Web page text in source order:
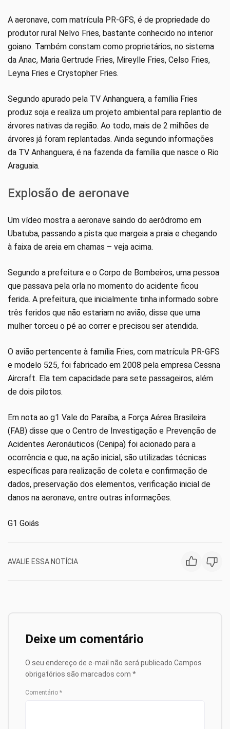
A aeronave, com matrícula PR-GFS, é de propriedade do
produtor rural Nelvo Fries, bastante conhecido no interior
goiano. Também constam como proprietários, no sistema
da Anac, Maria Gertrude Fries, Mireylle Fries, Celso Fries,
Leyna Fries e Crystopher Fries.
Segundo apurado pela TV Anhanguera, a família Fries
produz soja e realiza um projeto ambiental para replantio de
árvores nativas da região. Ao todo, mais de 2 milhões de
árvores já foram replantadas. Ainda segundo informações
da TV Anhanguera, é na fazenda da família que nasce o Rio
Araguaia.
Explosão de aeronave
Um vídeo mostra a aeronave saindo do aeródromo em
Ubatuba, passando a pista que margeia a praia e chegando
à faixa de areia em chamas – veja acima.
Segundo a prefeitura e o Corpo de Bombeiros, uma pessoa
que passava pela orla no momento do acidente ficou
ferida. A prefeitura, que inicialmente tinha informado sobre
três feridos que não estariam no avião, disse que uma
mulher torceu o pé ao correr e precisou ser atendida.
O avião pertencente à família Fries, com matrícula PR-GFS
e modelo 525, foi fabricado em 2008 pela empresa Cessna
Aircraft. Ela tem capacidade para sete passageiros, além
de dois pilotos.
Em nota ao g1 Vale do Paraíba, a Força Aérea Brasileira
(FAB) disse que o Centro de Investigação e Prevenção de
Acidentes Aeronáuticos (Cenipa) foi acionado para a
ocorrência e que, na ação inicial, são utilizadas técnicas
específicas para realização de coleta e confirmação de
dados, preservação dos elementos, verificação inicial de
danos na aeronave, entre outras informações.
G1 Goiás
AVALIE ESSA NOTÍCIA
Deixe um comentário
O seu endereço de e-mail não será publicado. Campos
obrigatórios são marcados com *
Comentário *